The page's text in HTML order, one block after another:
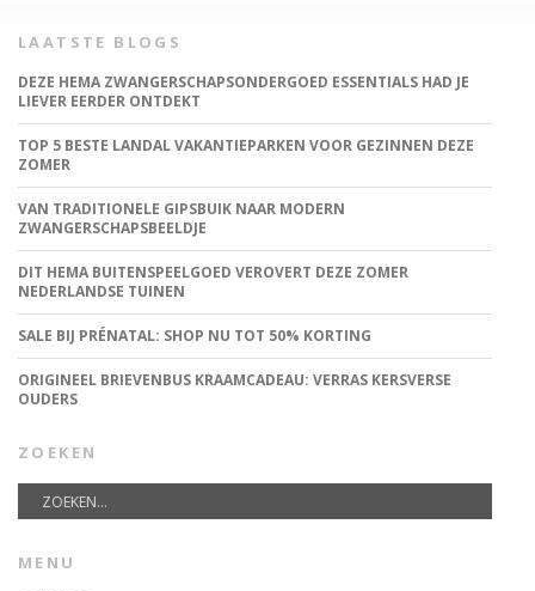
LAATSTE BLOGS
DEZE HEMA ZWANGERSCHAPSONDERGOED ESSENTIALS HAD JE
LIEVER EERDER ONTDEKT
TOP 5 BESTE LANDAL VAKANTIEPARKEN VOOR GEZINNEN DEZE
ZOMER
VAN TRADITIONELE GIPSBUIK NAAR MODERN
ZWANGERSCHAPSBEELDJE
DIT HEMA BUITENSPEELGOED VEROVERT DEZE ZOMER
NEDERLANDSE TUINEN
SALE BIJ PRÉNATAL: SHOP NU TOT 50% KORTING
ORIGINEEL BRIEVENBUS KRAAMCADEAU: VERRAS KERSVERSE
OUDERS
ZOEKEN
MENU